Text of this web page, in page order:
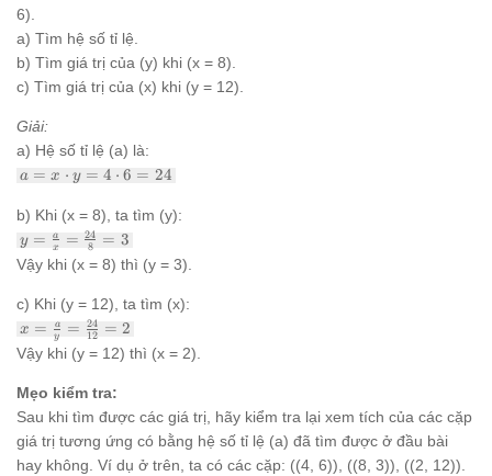
6).
a) Tìm hệ số tỉ lệ.
b) Tìm giá trị của (y) khi (x = 8).
c) Tìm giá trị của (x) khi (y = 12).
Giải:
a) Hệ số tỉ lệ (a) là:
a = x
y = 4
\cdot
6 =
24
a = x ⋅ y = 4 ⋅ 6 = 24
b) Khi (x = 8), ta tìm (y):
y =
\frac{a}
{x} =
{8} = 3
y = x
a = 8
24 = 3
Vậy khi (x = 8) thì (y = 3).
c) Khi (y = 12), ta tìm (x):
x =
\frac{a}
{y} =
{12} = 2
x = y
a = 12
24 = 2
Vậy khi (y = 12) thì (x = 2).
Mẹo kiểm tra:
Sau khi tìm được các giá trị, hãy kiểm tra lại xem tích của các cặp
giá trị tương ứng có bằng hệ số tỉ lệ (a) đã tìm được ở đầu bài
hay không. Ví dụ ở trên, ta có các cặp: ((4, 6)), ((8, 3)), ((2, 12)).